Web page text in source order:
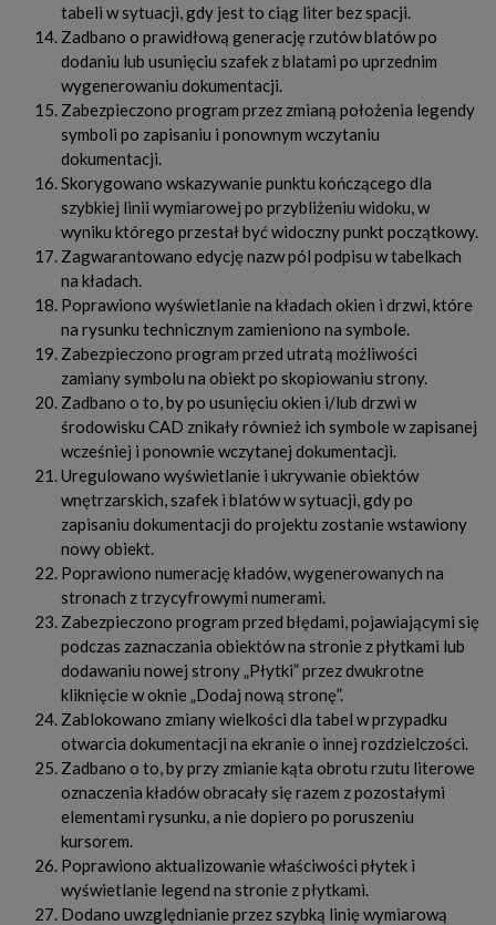
tabeli w sytuacji, gdy jest to ciąg liter bez spacji.
Zadbano o prawidłową generację rzutów blatów po
dodaniu lub usunięciu szafek z blatami po uprzednim
wygenerowaniu dokumentacji.
Zabezpieczono program przez zmianą położenia legendy
symboli po zapisaniu i ponownym wczytaniu
dokumentacji.
Skorygowano wskazywanie punktu kończącego dla
szybkiej linii wymiarowej po przybliżeniu widoku, w
wyniku którego przestał być widoczny punkt początkowy.
Zagwarantowano edycję nazw pól podpisu w tabelkach
na kładach.
Poprawiono wyświetlanie na kładach okien i drzwi, które
na rysunku technicznym zamieniono na symbole.
Zabezpieczono program przed utratą możliwości
zamiany symbolu na obiekt po skopiowaniu strony.
Zadbano o to, by po usunięciu okien i/lub drzwi w
środowisku CAD znikały również ich symbole w zapisanej
wcześniej i ponownie wczytanej dokumentacji.
Uregulowano wyświetlanie i ukrywanie obiektów
wnętrzarskich, szafek i blatów w sytuacji, gdy po
zapisaniu dokumentacji do projektu zostanie wstawiony
nowy obiekt.
Poprawiono numerację kładów, wygenerowanych na
stronach z trzycyfrowymi numerami.
Zabezpieczono program przed błędami, pojawiającymi się
podczas zaznaczania obiektów na stronie z płytkami lub
dodawaniu nowej strony „Płytki” przez dwukrotne
kliknięcie w oknie „Dodaj nową stronę”.
Zablokowano zmiany wielkości dla tabel w przypadku
otwarcia dokumentacji na ekranie o innej rozdzielczości.
Zadbano o to, by przy zmianie kąta obrotu rzutu literowe
oznaczenia kładów obracały się razem z pozostałymi
elementami rysunku, a nie dopiero po poruszeniu
kursorem.
Poprawiono aktualizowanie właściwości płytek i
wyświetlanie legend na stronie z płytkami.
Dodano uwzględnianie przez szybką linię wymiarową